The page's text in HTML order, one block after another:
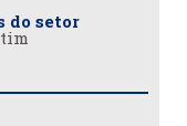
do setor